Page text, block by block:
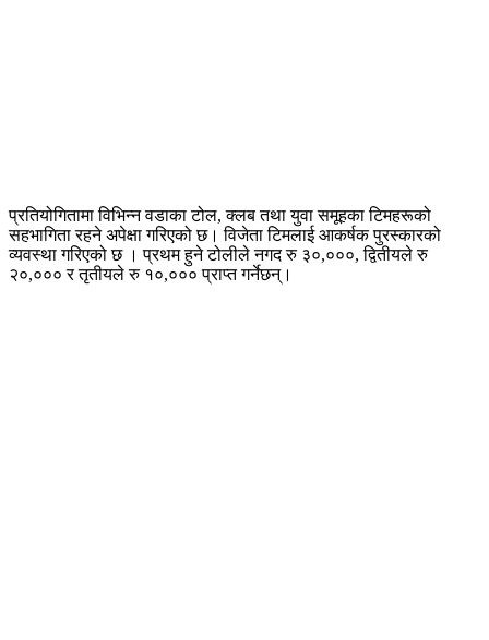
प्रतियोगितामा विभिन्न वडाका टोल, क्लब तथा युवा समूहका टिमहरूको
सहभागिता रहने अपेक्षा गरिएको छ। विजेता टिमलाई आकर्षक पुरस्कारको
व्यवस्था गरिएको छ । प्रथम हुने टोलीले नगद रु ३०,०००, द्वितीयले रु
२०,००० र तृतीयले रु १०,००० प्राप्त गर्नेछन्।